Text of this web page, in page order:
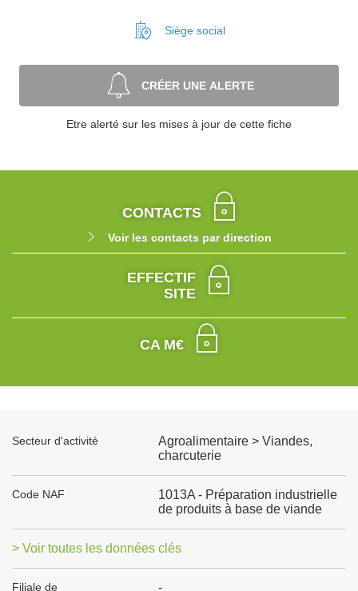
Siège social
CRÉER UNE ALERTE
Etre alerté sur les mises à jour de cette fiche
CONTACTS
Voir les contacts par direction
EFFECTIF
SITE
CA M€
Secteur d'activité
Agroalimentaire > Viandes,
charcuterie
Code NAF
1013A - Préparation industrielle
de produits à base de viande
> Voir toutes les données clés
Filiale de -